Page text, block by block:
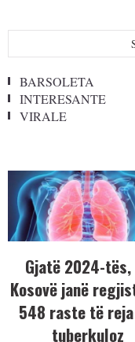
BARSOLETA
INTERESANTE
VIRALE
Gjatë 2024-tës,
Kosovë janë
548 raste të
tuberkuloz